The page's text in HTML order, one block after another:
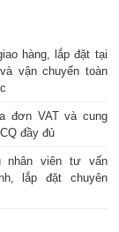
hàng, lắp đặt tại
vận chuyển toàn
đơn VAT và cung
đầy đủ
nhân viên tư vấn
lắp đặt chuyên